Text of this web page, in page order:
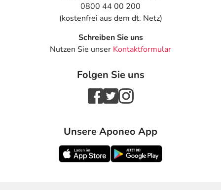
0800 44 00 200
(kostenfrei aus dem dt. Netz)
Schreiben Sie uns
Nutzen Sie unser Kontaktformular
Folgen Sie uns
Unsere Aponeo App